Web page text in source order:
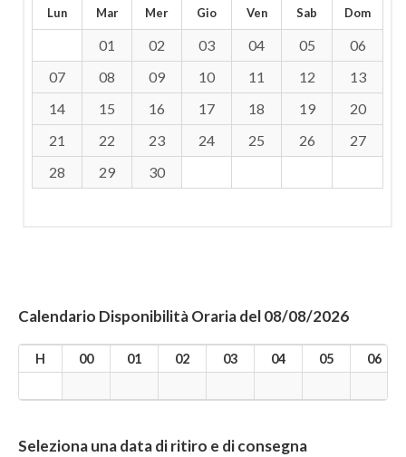
Lun Mar Mer Gio Ven Sab Dom
01 02 03 04 05
06
07
08 09 10 11 12
13
14
15 16 17 18 19
20
21
22 23 24 25 26
27
28
29 30
Calendario Disponibilità Oraria del 08/08/2026
H 00 01 02 03 04 05 06
Seleziona una data di ritiro e di consegna